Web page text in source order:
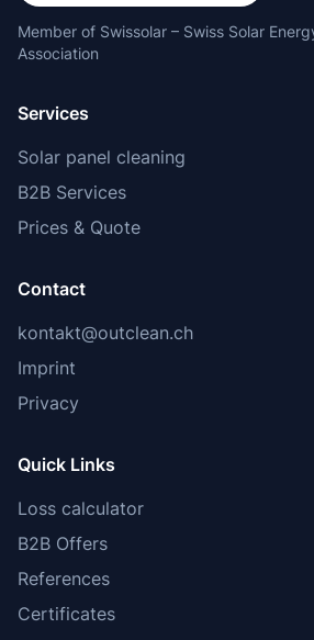
Member of Swissolar – Swiss Solar
Association
Services
Solar panel cleaning
B2B Services
Prices & Quote
Contact
kontakt@outclean.ch
Imprint
Privacy
Quick Links
Loss calculator
B2B Offers
References
Certificates